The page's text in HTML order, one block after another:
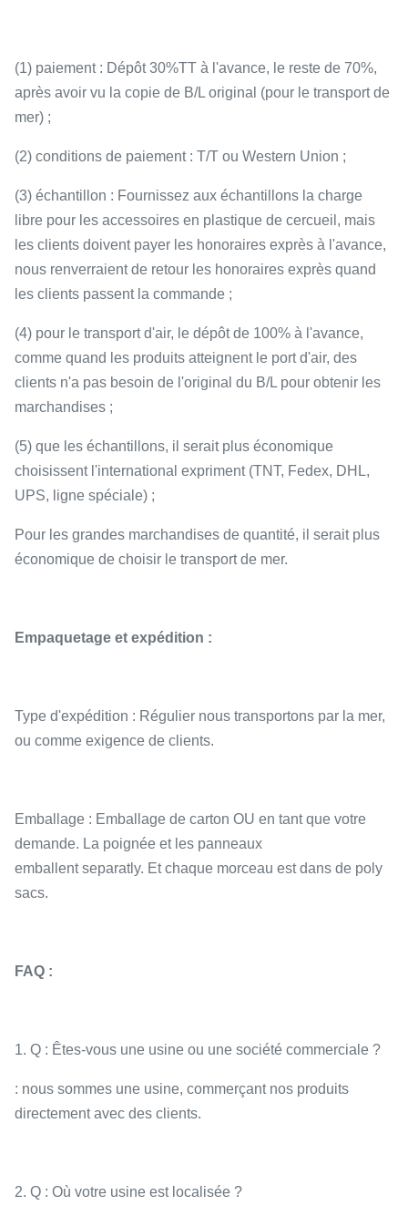
(1) paiement : Dépôt 30%TT à l'avance, le reste de 70%,
après avoir vu la copie de B/L original (pour le transport de
mer) ;
(2) conditions de paiement : T/T ou Western Union ;
(3) échantillon : Fournissez aux échantillons la charge
libre pour les accessoires en plastique de cercueil, mais
les clients doivent payer les honoraires exprès à l'avance,
nous renverraient de retour les honoraires exprès quand
les clients passent la commande ;
(4) pour le transport d'air, le dépôt de 100% à l'avance,
comme quand les produits atteignent le port d'air, des
clients n'a pas besoin de l'original du B/L pour obtenir les
marchandises ;
(5) que les échantillons, il serait plus économique
choisissent l'international expriment (TNT, Fedex, DHL,
UPS, ligne spéciale) ;
Pour les grandes marchandises de quantité, il serait plus
économique de choisir le transport de mer.
Empaquetage et expédition :
Type d'expédition : Régulier nous transportons par la mer,
ou comme exigence de clients.
Emballage : Emballage de carton OU en tant que votre
demande. La poignée et les panneaux
emballent separatly. Et chaque morceau est dans de poly
sacs.
FAQ :
1. Q : Êtes-vous une usine ou une société commerciale ?
: nous sommes une usine, commerçant nos produits
directement avec des clients.
2. Q : Où votre usine est localisée ?